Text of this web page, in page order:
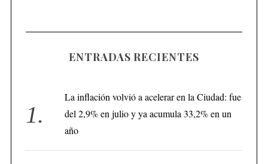
ENTRADAS RECIENTES
La inflación volvió a acelerar en la Ciudad: fue
del 2,9% en julio y ya acumula 33,2% en un
año